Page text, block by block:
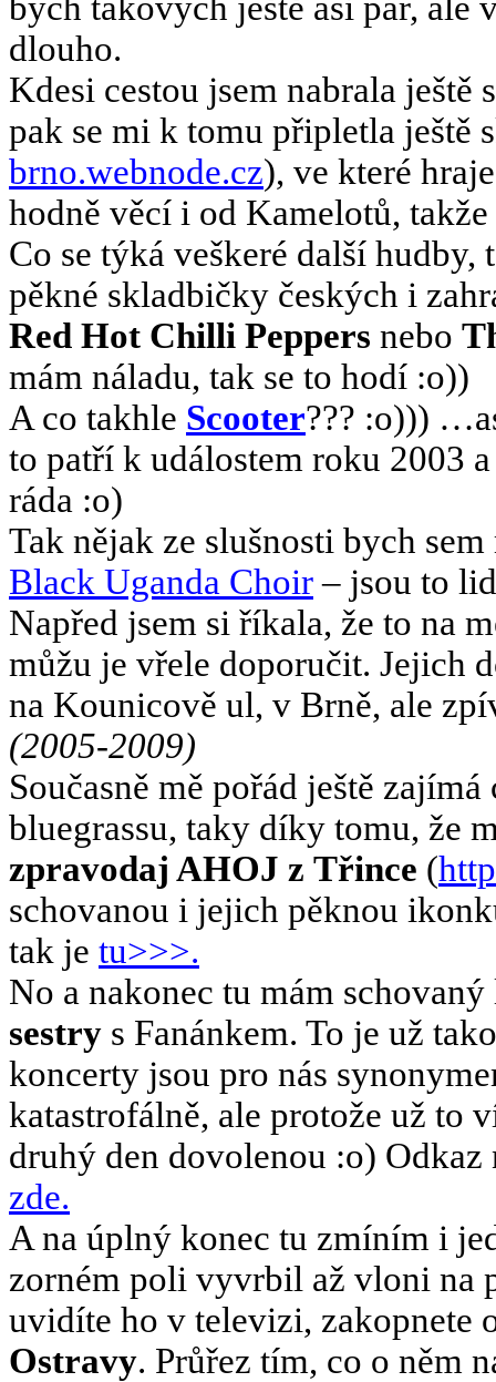
dlouho.
Kdesi cestou jsem nabrala ještě
pak se mi k tomu připletla ještě
brno.webnode.cz), ve které
hodně věcí i od Kamelotů,
Co se týká veškeré další hudby,
pěkné skladbičky českých i
Red Hot Chilli Peppers nebo
mám náladu, tak se to hodí :o))
A co takhle Scooter??? :o)))
to patří k událostem roku 2003
ráda :o)
Tak nějak ze slušnosti bych
Black Uganda Choir– jsou to
Napřed jsem si říkala, že to na
můžu je vřele doporučit. Jejich
na Kounicově ul, v Brně, ale
(2005-2009)
Současně mě pořád ještě
bluegrassu, taky díky tomu, že
zpravodaj AHOJ z Třince (
schovanou i jejich pěknou
tak je tu>>>.
No a nakonec tu mám
sestry s Fanánkem. To je už
koncerty jsou pro nás
katastrofálně, ale protože už to
druhý den dovolenou :o)
zde.
A na úplný konec tu zmíním i
zorném poli vyvrbil až vloni na
uvidíte ho v televizi, zakopnete
Ostravy. Průřez tím, co o něm